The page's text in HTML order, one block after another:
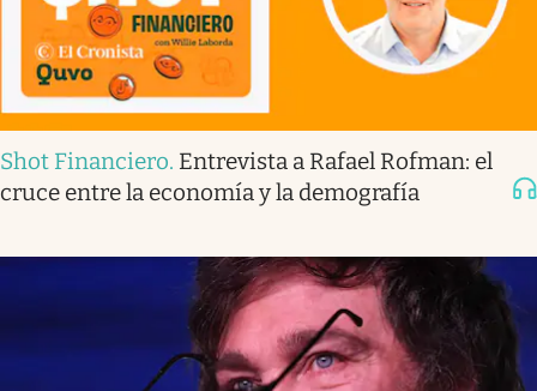
Shot Financiero. Entrevista a Rafael Rofman: el
cruce entre la economía y la demografía